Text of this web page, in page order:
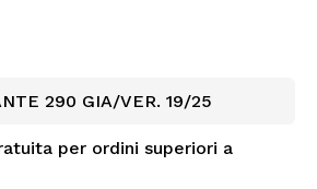
290 GIA/VER. 19/25
per ordini superiori a